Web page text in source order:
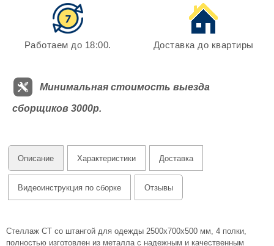
Работаем до 18:00. Доставка до квартиры
Минимальная стоимость выезда
сборщиков 3000р.
Описание Характеристики Доставка
Видеоинструкция по сборке Отзывы
Стеллаж СТ со штангой для одежды 2500х700х500 мм, 4 полки,
полностью изготовлен из металла с надежным и качественным